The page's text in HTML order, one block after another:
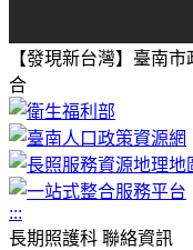
【發現新台灣】臺南
合
:::
長期照護科 聯絡資訊